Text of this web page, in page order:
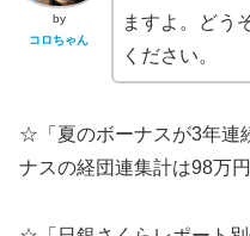
by
コロちゃん
ますよ。どう
ください。
☆「夏のボーナスが3年連
ナスの経団連集計は98万円